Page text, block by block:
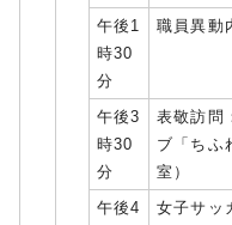
午後1
時30
分
職員異動
午後3
時30
分
表敬訪問
ブ「ちふ
室）
午後4
女子サッ